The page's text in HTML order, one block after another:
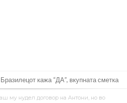
кажа “ДА”, вкупната сметка
не настрада поради невнимание
му нудел договор на Антони, но во